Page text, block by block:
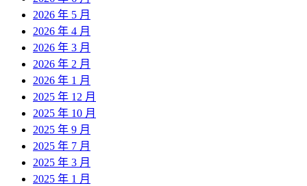
2026 年 5 月
2026 年 4 月
2026 年 3 月
2026 年 2 月
2026 年 1 月
2025 年 12 月
2025 年 10 月
2025 年 9 月
2025 年 7 月
2025 年 3 月
2025 年 1 月